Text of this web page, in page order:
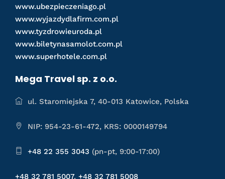
www.ubezpieczeniago.pl
www.wyjazdydlafirm.com.pl
www.tyzdrowieuroda.pl
www.biletynasamolot.com.pl
www.superhotele.com.pl
Mega Travel sp. z o.o.
ul. Staromiejska 7, 40-013 Katowice, Polska
NIP: 954-23-61-472, KRS: 0000149794
+48 22 355 3043 (pn-pt, 9:00-17:00)
+48 32 781 5007, +48 32 781 5008